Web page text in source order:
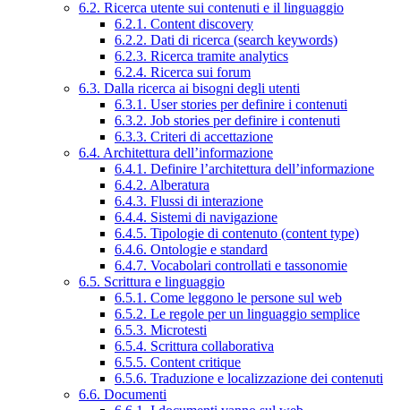
6.2. Ricerca utente sui contenuti e il linguaggio
6.2.1. Content discovery
6.2.2. Dati di ricerca (search keywords)
6.2.3. Ricerca tramite analytics
6.2.4. Ricerca sui forum
6.3. Dalla ricerca ai bisogni degli utenti
6.3.1. User stories per definire i contenuti
6.3.2. Job stories per definire i contenuti
6.3.3. Criteri di accettazione
6.4. Architettura dell’informazione
6.4.1. Definire l’architettura dell’informazione
6.4.2. Alberatura
6.4.3. Flussi di interazione
6.4.4. Sistemi di navigazione
6.4.5. Tipologie di contenuto (content type)
6.4.6. Ontologie e standard
6.4.7. Vocabolari controllati e tassonomie
6.5. Scrittura e linguaggio
6.5.1. Come leggono le persone sul web
6.5.2. Le regole per un linguaggio semplice
6.5.3. Microtesti
6.5.4. Scrittura collaborativa
6.5.5. Content critique
6.5.6. Traduzione e localizzazione dei contenuti
6.6. Documenti